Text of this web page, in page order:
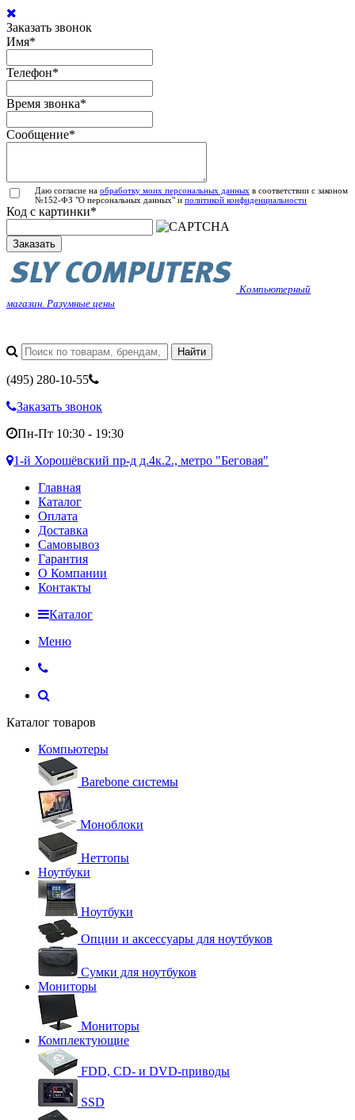
Заказать звонок
Имя*
Телефон*
Время звонка*
Сообщение*
Даю согласие на обработку моих персональных данных в соответствии с законом
№152-ФЗ "О персональных данных" и политикой конфиденциальности
Код с картинки*
Заказать
Компьютерный
магазин. Разумные цены
(495) 280-10-55
Заказать звонок
Пн-Пт 10:30 - 19:30
1-й Хорошёвский пр-д д.4к.2., метро "Беговая"
Главная
Каталог
Оплата
Доставка
Самовывоз
Гарантия
О Компании
Контакты
Каталог
Меню
Каталог товаров
Компьютеры
Barebone системы
Моноблоки
Неттопы
Ноутбуки
Ноутбуки
Опции и аксессуары для ноутбуков
Сумки для ноутбуков
Мониторы
Мониторы
Комплектующие
FDD, CD- и DVD-приводы
SSD